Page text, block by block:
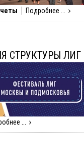
Подробнее ...
СТРУКТУРЫ
...